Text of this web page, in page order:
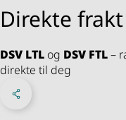
Direkte frakt
DSV LTL og DSV FTL–
direkte til deg
Sosiale medier